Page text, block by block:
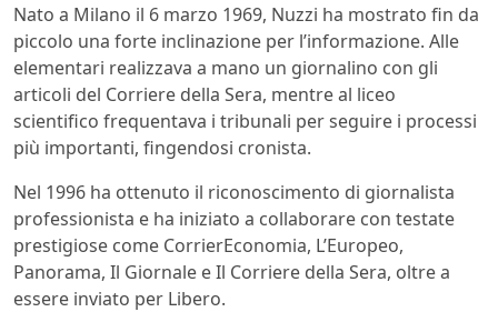
Nato a Milano il 6 marzo 1969, Nuzzi ha mostrato fin da
piccolo una forte inclinazione per l’informazione. Alle
elementari realizzava a mano un giornalino con gli
articoli del Corriere della Sera, mentre al liceo
scientifico frequentava i tribunali per seguire i processi
più importanti, fingendosi cronista.
Nel 1996 ha ottenuto il riconoscimento di giornalista
professionista e ha iniziato a collaborare con testate
prestigiose come CorrierEconomia, L’Europeo,
Panorama, Il Giornale e Il Corriere della Sera, oltre a
essere inviato per Libero.